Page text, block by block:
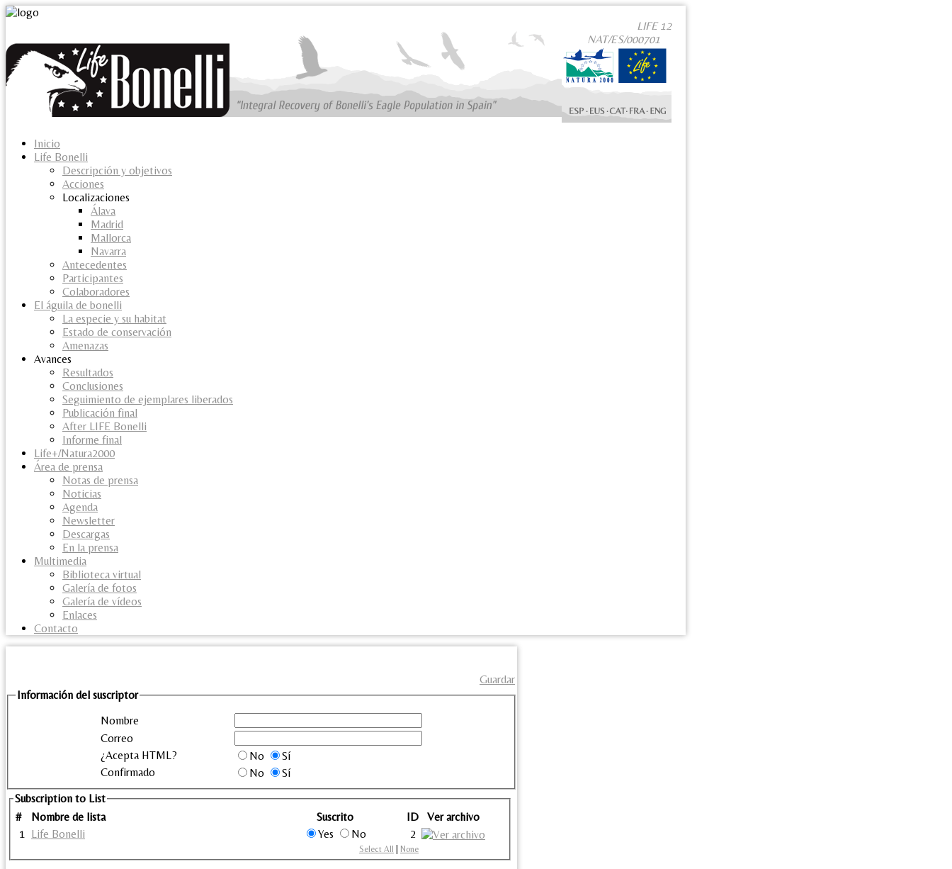
LIFE 12
NAT/ES/000701
Inicio
Life Bonelli
Descripción y objetivos
Acciones
Localizaciones
Álava
Madrid
Mallorca
Navarra
Antecedentes
Participantes
Colaboradores
El águila de bonelli
La especie y su habitat
Estado de conservación
Amenazas
Avances
Resultados
Conclusiones
Seguimiento de ejemplares liberados
Publicación final
After LIFE Bonelli
Informe final
Life+/Natura2000
Área de prensa
Notas de prensa
Noticias
Agenda
Newsletter
Descargas
En la prensa
Multimedia
Biblioteca virtual
Galería de fotos
Galería de vídeos
Enlaces
Contacto
Guardar
Información del suscriptor
Nombre
Correo
¿Acepta HTML?
No
Sí
Confirmado
No
Sí
Subscription to List
#
Nombre de lista Suscrito ID
Ver archivo
1 Life Bonelli Yes No 2
Select All None